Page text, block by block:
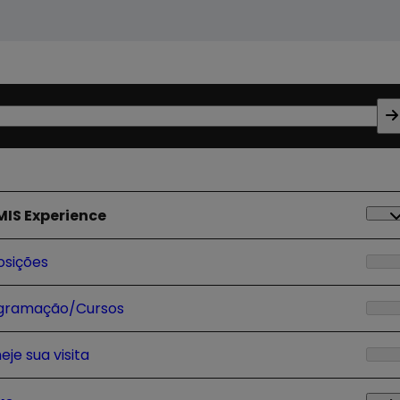
Experience
Cursos
sua visita